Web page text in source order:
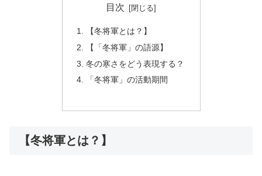
目次
【冬将軍とは？】
【「冬将軍」の語源】
冬の寒さをどう表現する？
「冬将軍」の活動期間
【冬将軍とは？】